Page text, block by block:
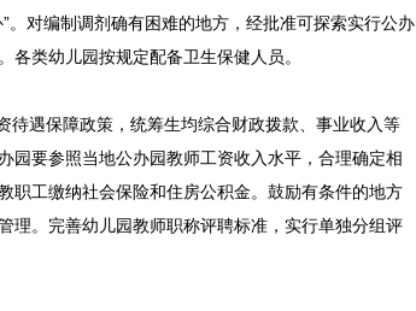
。对编制调剂确有困难的地方，经批准可探索实行公办
类幼儿园按规定配备卫生保健人员。
遇保障政策，统筹生均综合财政拨款、事业收入等
园要参照当地公办园教师工资收入水平，合理确定相
职工缴纳社会保险和住房公积金。鼓励有条件的地方
理。完善幼儿园教师职称评聘标准，实行单独分组评